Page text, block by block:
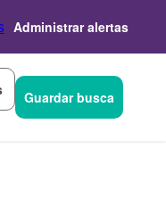
Administrar alertas
Guardar busca